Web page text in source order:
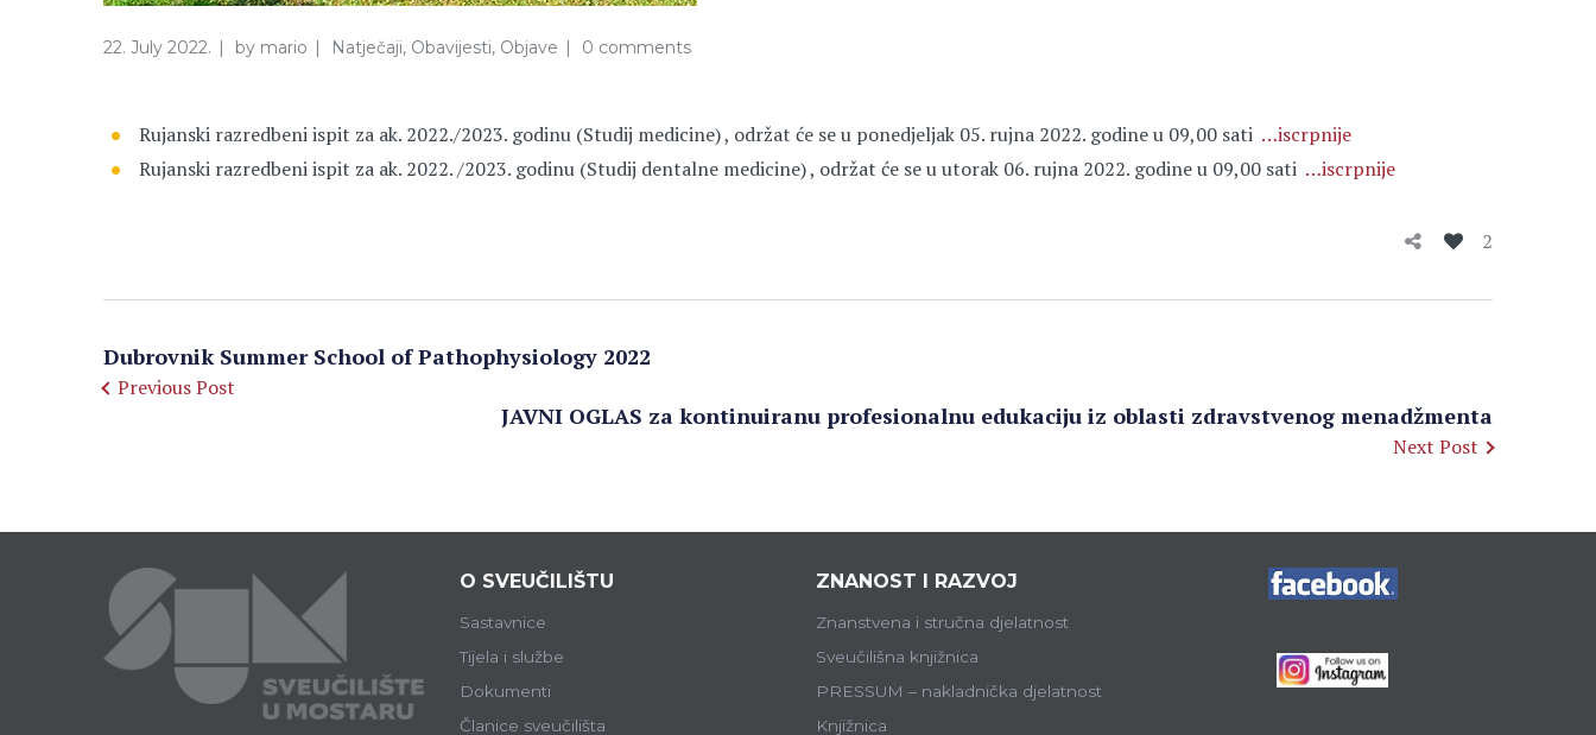
22. July 2022. by mario Natječaji, Obavijesti, Objave 0 comments
Rujanski razredbeni ispit za ak. 2022./2023. godinu (Studij medicine) , održat će se u ponedjeljak 05. rujna 2022. godine u 09,00 sati …iscrpnije
Rujanski razredbeni ispit za ak. 2022. /2023. godinu (Studij dentalne medicine) , održat će se u utorak 06. rujna 2022. godine u 09,00 sati …iscrpnije
2
Dubrovnik Summer School of Pathophysiology 2022
Previous Post
JAVNI OGLAS za kontinuiranu profesionalnu edukaciju iz oblasti zdravstvenog menadžmenta
Next Post
O SVEUČILIŠTU
Sastavnice
Tijela i službe
Dokumenti
Članice sveučilišta
ZNANOST I RAZVOJ
Znanstvena i stručna djelatnost
Sveučilišna knjižnica
PRESSUM – nakladnička djelatnost
Knjižnica